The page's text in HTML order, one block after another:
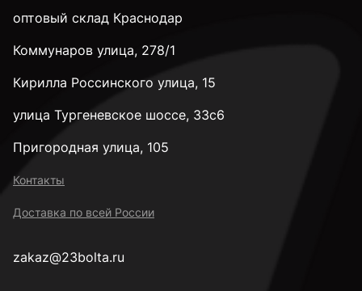
оптовый склад Краснодар
Коммунаров улица, 278/1
Кирилла Россинского улица, 15
улица Тургеневское шоссе, 33с6
Пригородная улица, 105
Контакты
Доставка по всей России
zakaz@23bolta.ru